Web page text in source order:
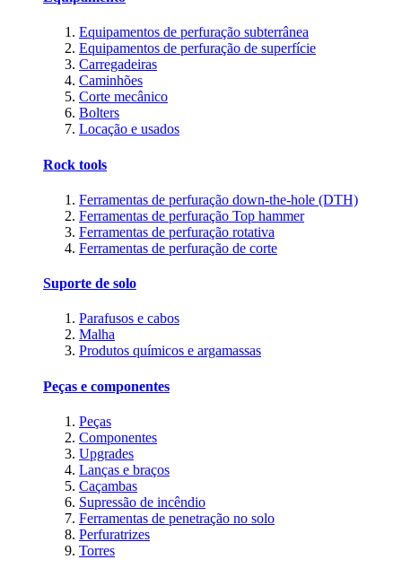
Equipamentos de perfuração subterrânea
Equipamentos de perfuração de superfície
Carregadeiras
Caminhões
Corte mecânico
Bolters
Locação e usados
Rock tools
Ferramentas de perfuração down-the-hole (DTH)
Ferramentas de perfuração Top hammer
Ferramentas de perfuração rotativa
Ferramentas de perfuração de corte
Suporte de solo
Parafusos e cabos
Malha
Produtos químicos e argamassas
Peças e componentes
Peças
Componentes
Upgrades
Lanças e braços
Caçambas
Supressão de incêndio
Ferramentas de penetração no solo
Perfuratrizes
Torres